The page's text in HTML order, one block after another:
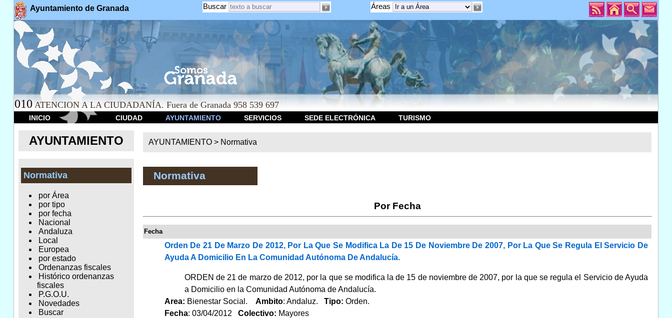
Ayuntamiento de Granada Áreas
Buscar
010 ATENCION A LA CIUDADANÍA. Fuera de Granada 958 539 697
INICIO CIUDAD AYUNTAMIENTO SERVICIOS SEDE ELECTRÓNICA TURISMO
AYUNTAMIENTO
Normativa
por Área
por tipo
por fecha
Nacional
Andaluza
Local
Europea
por estado
Ordenanzas fiscales
Histórico ordenanzas
fiscales
P.G.O.U.
Novedades
Buscar
AYUNTAMIENTO > Normativa
Normativa
Por Fecha
Fecha
Orden De 21 De Marzo De 2012, Por La Que Se Modifica La De 15 De Noviembre De 2007, Por La Que Se Regula El Servicio De
Ayuda A Domicilio En La Comunidad Autónoma De Andalucía.
ORDEN de 21 de marzo de 2012, por la que se modifica la de 15 de noviembre de 2007, por la que se regula el Servicio de Ayuda
a Domicilio en la Comunidad Autónoma de Andalucía.
Area: Bienestar Social. Ambito: Andaluz. Tipo: Orden.
Fecha: 03/04/2012 Colectivo: Mayores